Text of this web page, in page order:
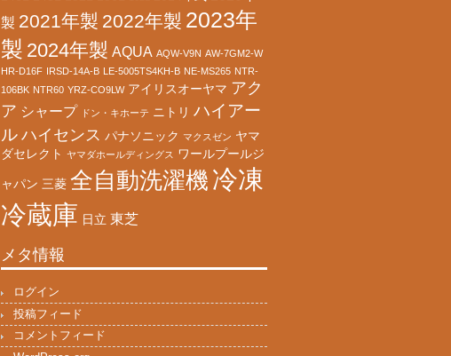
製 2021年製 2022年製 2023年
製 2024年製 AQUA AQW-V9N AW-7GM2-W
HR-D16F IRSD-14A-B LE-5005TS4KH-B NE-MS265 NTR-
106BK NTR60 YRZ-CO9LW アイリスオーヤマ アク
ア シャープ ドン・キホーテ ニトリ ハイアー
ル ハイセンス パナソニック マクスゼン ヤマ
ダセレクト ヤマダホールディングス ワールプールジ
ャパン 三菱 全自動洗濯機 冷凍
冷蔵庫 日立 東芝
メタ情報
ログイン
投稿フィード
コメントフィード